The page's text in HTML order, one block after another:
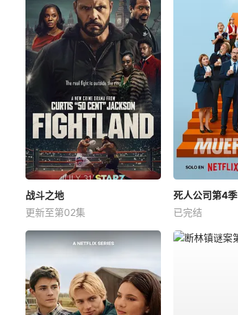
战斗之地
更新至第02集
死人公司第4季
已完结